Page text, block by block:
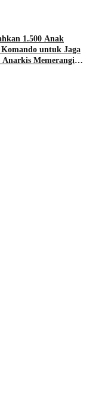
1.500 Anak
untuk Jaga
Memerangi